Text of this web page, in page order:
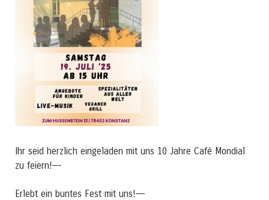
Ihr seid herzlich eingeladen mit uns 10 Jahre Café Mondial
zu feiern!—-
Erlebt ein buntes Fest mit uns!—–